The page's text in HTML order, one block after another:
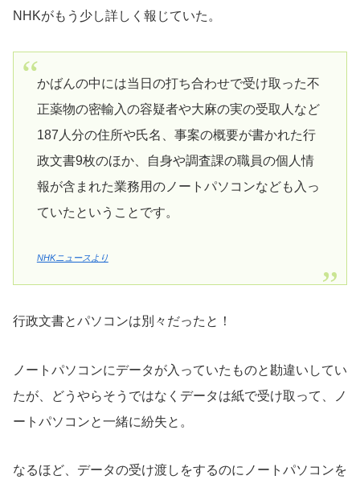
NHKがもう少し詳しく報じていた。
かばんの中には当日の打ち合わせで受け取った不
正薬物の密輸入の容疑者や大麻の実の受取人など
187人分の住所や氏名、事案の概要が書かれた行
政文書9枚のほか、自身や調査課の職員の個人情
報が含まれた業務用のノートパソコンなども入っ
ていたということです。
NHKニュースより
行政文書とパソコンは別々だったと！
ノートパソコンにデータが入っていたものと勘違いしてい
たが、どうやらそうではなくデータは紙で受け取って、ノ
ートパソコンと一緒に紛失と。
なるほど、データの受け渡しをするのにノートパソコンを